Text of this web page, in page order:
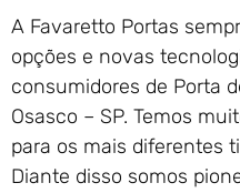
A Favaretto Portas
opções e novas
consumidores de Porta
Osasco – SP. Temos
para os mais diferentes
Diante disso somos